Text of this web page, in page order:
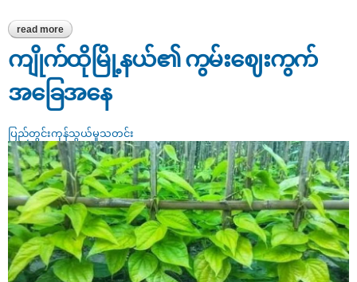
read more about အခြေခံစားသောက်ကုန်ဈေးနှုန်းအပြောင်းအလဲနှင့် စားသုံးသူများ
သတိထားသင့်သည့် အချက်များ
ကျိုက်ထိုမြို့နယ်၏ ကွမ်းဈေးကွက်
အခြေအနေ
ပြည်တွင်းကုန်သွယ်မှုသတင်း